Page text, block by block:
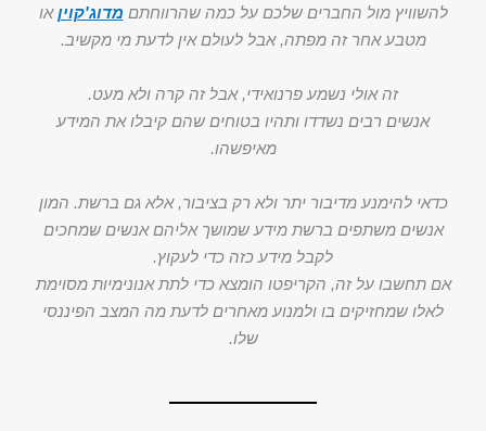
להשוויץ מול החברים שלכם על כמה שהרווחתם מדוג'קויןאו
מטבע אחר זה מפתה, אבל לעולם אין לדעת מי מקשיב.
זה אולי נשמע פרנואידי, אבל זה קרה ולא מעט.
אנשים רבים נשדדו ותהיו בטוחים שהם קיבלו את המידע
מאיפשהו.
כדאי להימנע מדיבור יתר ולא רק בציבור, אלא גם ברשת. המון
אנשים משתפים ברשת מידע שמושך אליהם אנשים שמחכים
לקבל מידע כזה כדי לעקוץ.
אם תחשבו על זה, הקריפטו הומצא כדי לתת אנונימיות מסוימת
לאלו שמחזיקים בו ולמנוע מאחרים לדעת מה המצב הפיננסי
שלו.